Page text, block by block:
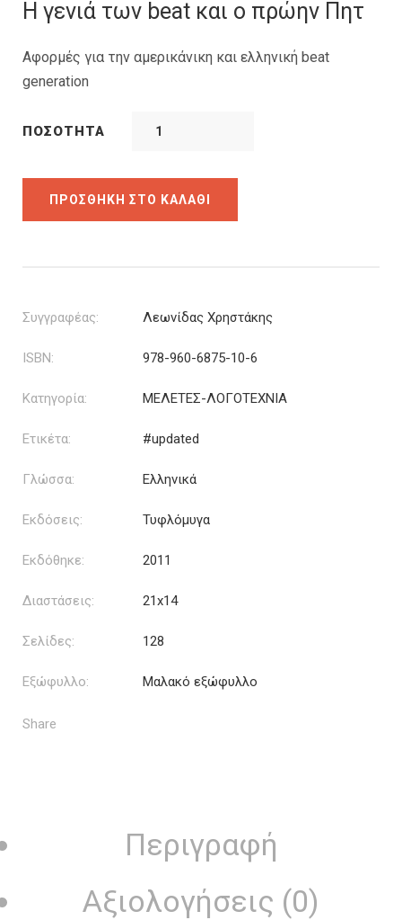
7.47€.
Η γενιά των beat και ο πρώην Πητ
Αφορμές για την αμερικάνικη και ελληνική beat
generation
ΠΟΣΌΤΗΤΑ
ΠΡΟΣΘΉΚΗ ΣΤΟ ΚΑΛΆΘΙ
Συγγραφέας: Λεωνίδας Χρηστάκης
ISBN: 978-960-6875-10-6
Κατηγορία: ΜΕΛΕΤΕΣ-ΛΟΓΟΤΕΧΝΙΑ
Ετικέτα: #updated
Γλώσσα: Ελληνικά
Εκδόσεις: Τυφλόμυγα
Εκδόθηκε: 2011
Διαστάσεις: 21x14
Σελίδες: 128
Εξώφυλλο: Μαλακό εξώφυλλο
Share
Περιγραφή
Αξιολογήσεις (0)